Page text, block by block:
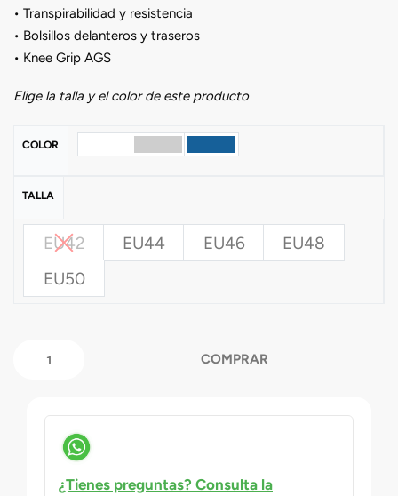
• Transpirabilidad y resistencia
• Bolsillos delanteros y traseros
• Knee Grip AGS
Elige la talla y el color de este producto
COLOR
TALLA
EU42 EU44 EU46
EU48
EU50
COMPRAR
¿Tienes preguntas? Consulta la